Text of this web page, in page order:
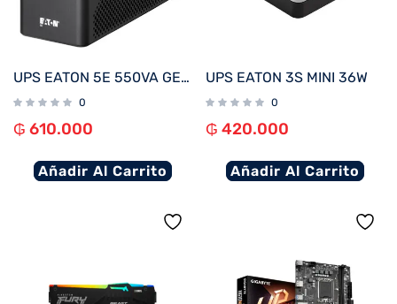
UPS EATON 5E 550VA GEN 2
0
₲ 610.000
Añadir Al Carrito
UPS EATON 3S MINI 36W
0
₲ 420.000
Añadir Al Carrito